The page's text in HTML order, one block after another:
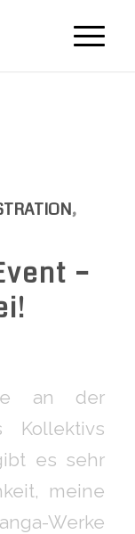
,
–
an der
Kollektivs
es sehr
meine
Werke